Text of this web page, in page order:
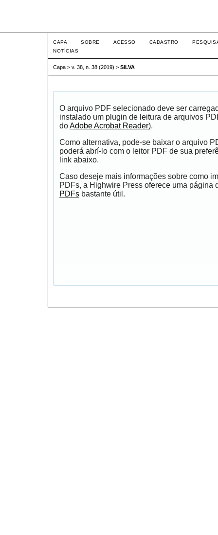
CAPA SOBRE ACESSO CADASTRO
NOTÍCIAS
Capa > v. 38, n. 38 (2019) > SILVA
O arquivo PDF selecionado deve ser
instalado um plugin de leitura de arquivos
doAdobe Acrobat Reader).
Como alternativa, pode-se baixar o arquivo
poderá abrí-lo com o leitor PDF de sua
link abaixo.
Caso deseje mais informações sobre como
PDFs, a Highwire Press oferece uma página
PDFs bastante útil.